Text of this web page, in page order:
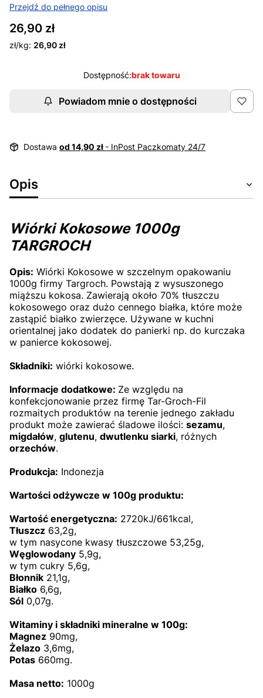
Przejdź do pełnego opisu
Cena
26,90 zł
zł/kg: 26,90 zł
Dostępność:brak towaru
Powiadom mnie o dostępności
Dostawa od 14,90 zł - InPost Paczkomaty 24/7
Opis
Wiórki Kokosowe 1000g
TARGROCH
Opis: Wiórki Kokosowe w szczelnym opakowaniu
1000g firmy Targroch. Powstają z wysuszonego
miąższu kokosa. Zawierają około 70% tłuszczu
kokosowego oraz dużo cennego białka, które może
zastąpić białko zwierzęce. Używane w kuchni
orientalnej jako dodatek do panierki np. do kurczaka
w panierce kokosowej.
Składniki: wiórki kokosowe.
Informacje dodatkowe: Ze względu na
konfekcjonowanie przez firmę Tar-Groch-Fil
rozmaitych produktów na terenie jednego zakładu
produkt może zawierać śladowe ilości: sezamu,
migdałów, glutenu, dwutlenku siarki, różnych
orzechów.
Produkcja: Indonezja
Wartości odżywcze w 100g produktu:
Wartość energetyczna: 2720kJ/661kcal,
Tłuszcz 63,2g,
w tym nasycone kwasy tłuszczowe 53,25g,
Węglowodany 5,9g,
w tym cukry 5,6g,
Błonnik 21,1g,
Białko 6,6g,
Sól 0,07g.
Witaminy i składniki mineralne w 100g:
Magnez 90mg,
Żelazo 3,6mg,
Potas 660mg.
Masa netto: 1000g